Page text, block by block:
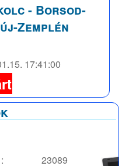
- Borsod-
Zemplén
17:41:00
23089